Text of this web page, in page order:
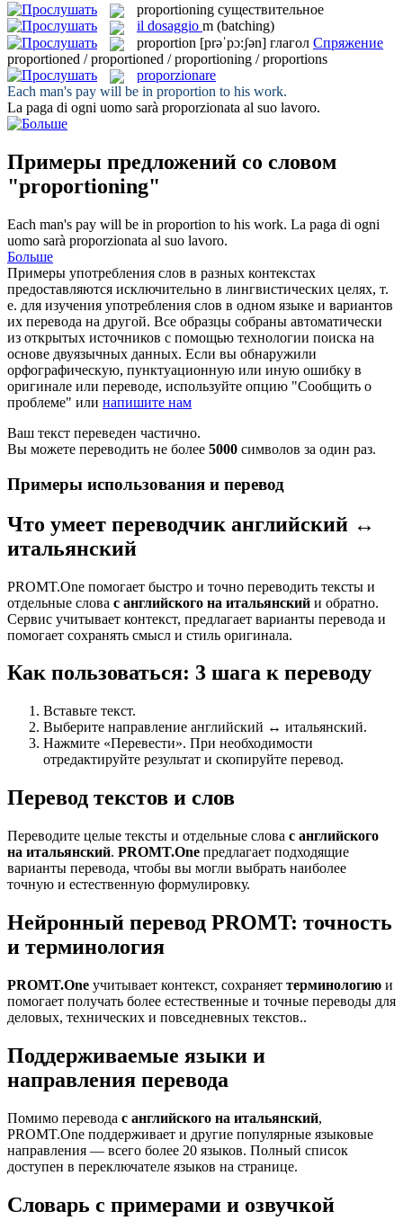
proportioning существительное
il dosaggio m (batching)
proportion [prəˈpɔ:ʃən] глагол Спряжение
proportioned / proportioned / proportioning / proportions
proporzionare
Each man's pay will be in proportion to his work.
La paga di ogni uomo sarà proporzionata al suo lavoro.
Примеры предложений со словом
"proportioning"
Each man's pay will be in proportion to his work. La paga di ogni
uomo sarà proporzionata al suo lavoro.
Больше
Примеры употребления слов в разных контекстах
предоставляются исключительно в лингвистических целях, т.
е. для изучения употребления слов в одном языке и вариантов
их перевода на другой. Все образцы собраны автоматически
из открытых источников с помощью технологии поиска на
основе двуязычных данных. Если вы обнаружили
орфографическую, пунктуационную или иную ошибку в
оригинале или переводе, используйте опцию "Сообщить о
проблеме" или напишите нам
Ваш текст переведен частично.
Вы можете переводить не более 5000 символов за один раз.
Примеры использования и перевод
Что умеет переводчик английский ↔
итальянский
PROMT.One помогает быстро и точно переводить тексты и
отдельные слова с английского на итальянский и обратно.
Сервис учитывает контекст, предлагает варианты перевода и
помогает сохранять смысл и стиль оригинала.
Как пользоваться: 3 шага к переводу
Вставьте текст.
Выберите направление английский ↔ итальянский.
Нажмите «Перевести». При необходимости
отредактируйте результат и скопируйте перевод.
Перевод текстов и слов
Переводите целые тексты и отдельные слова с английского
на итальянский. PROMT.One предлагает подходящие
варианты перевода, чтобы вы могли выбрать наиболее
точную и естественную формулировку.
Нейронный перевод PROMT: точность
и терминология
PROMT.One учитывает контекст, сохраняет терминологию и
помогает получать более естественные и точные переводы для
деловых, технических и повседневных текстов..
Поддерживаемые языки и
направления перевода
Помимо перевода с английского на итальянский,
PROMT.One поддерживает и другие популярные языковые
направления — всего более 20 языков. Полный список
доступен в переключателе языков на странице.
Словарь с примерами и озвучкой